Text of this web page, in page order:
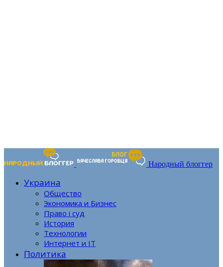
Народный блоггер
Украина
Общество
Экономика и Бизнес
Право і суд
История
Технологии
Интернет и IT
Политика